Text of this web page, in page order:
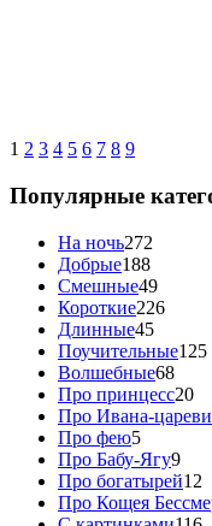
1 2 3 4 5 6 7 8 9
Популярные
На ночь272
Добрые188
Смешные49
Короткие226
Длинные45
Поучительные125
Волшебные68
Про принцесс20
Про Ивана-
Про фею5
Про Бабу-Ягу9
Про богатырей12
Про Кощея